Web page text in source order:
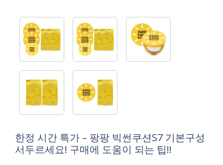
한정 시간 특가 – 팡팡 빅썬쿠션S7 기본구성
서두르세요! 구매에 도움이 되는 팁!!